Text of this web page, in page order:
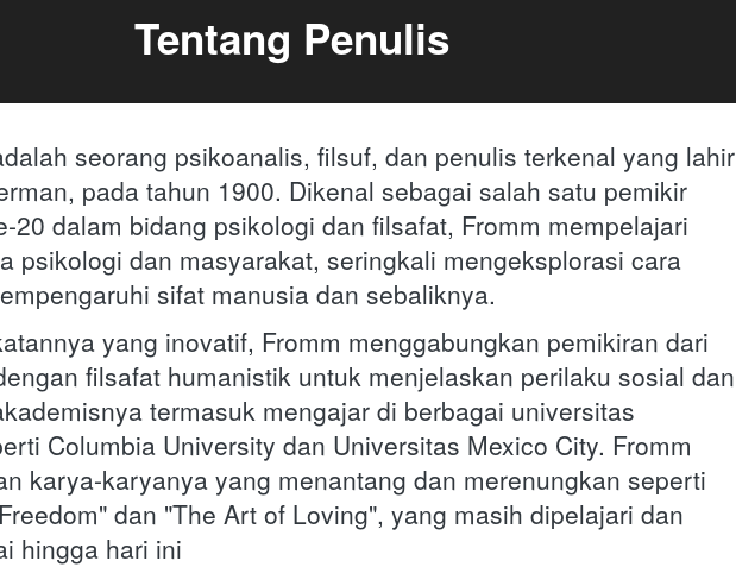
Tentang Penulis
seorang psikoanalis, filsuf, dan penulis terkenal yang lahir
pada tahun 1900. Dikenal sebagai salah satu pemikir
20 dalam bidang psikologi dan filsafat, Fromm mempelajari
psikologi dan masyarakat, seringkali mengeksplorasi cara
sifat manusia dan sebaliknya.
yang inovatif, Fromm menggabungkan pemikiran dari
filsafat humanistik untuk menjelaskan perilaku sosial dan
termasuk mengajar di berbagai universitas
Columbia University dan Universitas Mexico City. Fromm
karya-karyanya yang menantang dan merenungkan seperti
dan "The Art of Loving", yang masih dipelajari dan
hingga hari ini